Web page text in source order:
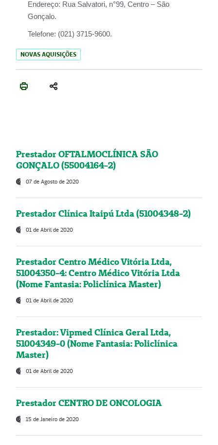
Endereço: Rua Salvatori, n°99, Centro – São
Gonçalo.
Telefone: (021) 3715-9600.
NOVAS AQUISIÇÕES
Prestador OFTALMOCLÍNICA SÃO
GONÇALO (55004164-2)
07 de Agosto de 2020
Prestador Clínica Itaipú Ltda (51004348-2)
01 de Abril de 2020
Prestador Centro Médico Vitória Ltda,
51004350-4: Centro Médico Vitória Ltda
(Nome Fantasia: Policlínica Master)
01 de Abril de 2020
Prestador: Vipmed Clínica Geral Ltda,
51004349-0 (Nome Fantasia: Policlínica
Master)
01 de Abril de 2020
Prestador CENTRO DE ONCOLOGIA
15 de Janeiro de 2020